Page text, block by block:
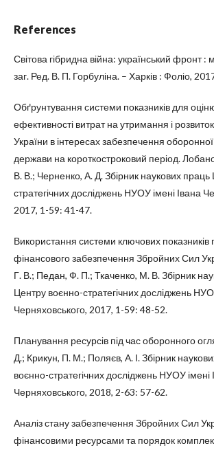
References
Світова гібридна війна: український фронт :
заг. Ред. В. П. Горбуліна. – Харків : Фоліо,
Обґрунтування системи показників для
ефективності витрат на утримання і
України в інтересах забезпечення оборонної
держави на короткостроковий період.
В. В.; Черненко, А. Д. Збірник наукових
стратегічних досліджень НУОУ імені Івана
2017, 1-59: 41-47.
Використання системи ключових показників
фінансового забезпечення Збройних Сил
Г. В.; Педан, Ф. П.; Ткаченко, М. В. Збірник
Центру воєнно-стратегічних досліджень
Черняховського, 2017, 1-59: 48-52.
Планування ресурсів під час оборонного
Д.; Крикун, П. М.; Поляєв, А. І. Збірник
воєнно-стратегічних досліджень НУОУ імені
Черняховського, 2018, 2-63: 57-62.
Аналіз стану забезпечення Збройних Сил
фінансовими ресурсами та порядок